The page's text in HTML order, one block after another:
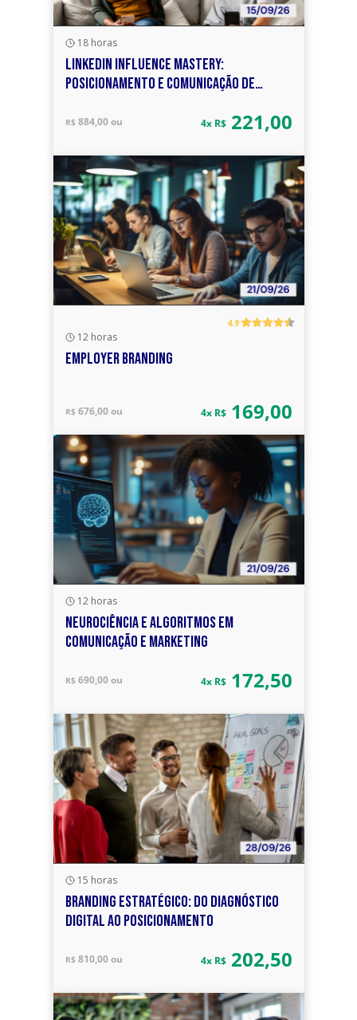
18 horas
LINKEDIN INFLUENCE MASTERY:
POSICIONAMENTO E COMUNICAÇÃO DE
R$ 884,00 ou 4x R$221,00
4.9
12 horas
EMPLOYER BRANDING
R$ 676,00 ou 4x R$169,00
12 horas
NEUROCIÊNCIA E ALGORITMOS EM
COMUNICAÇÃO E MARKETING
R$ 690,00 ou 4x R$172,50
15 horas
BRANDING ESTRATÉGICO: DO DIAGNÓSTICO
DIGITAL AO POSICIONAMENTO
R$ 810,00 ou 4x R$202,50